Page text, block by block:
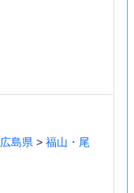
広島県 > 福山・尾